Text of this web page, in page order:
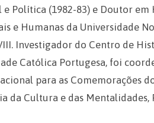
Política (1982-83) e Doutor
e Humanas da Universidade
Investigador do Centro de
Católica Portugesa, foi
para as Comemorações
da Cultura e das